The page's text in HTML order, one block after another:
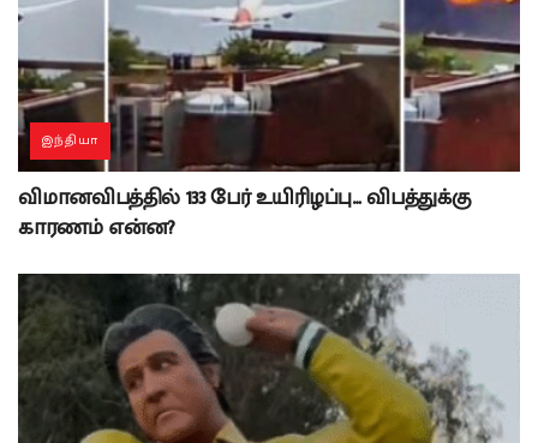
இந்தியா
விமானவிபத்தில் 133 பேர் உயிரிழப்பு… விபத்துக்கு
காரணம் என்ன?